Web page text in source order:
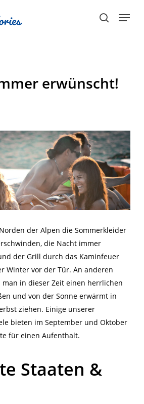
search
Menu
erwünscht!
der Alpen die Sommerkleider
die Nacht immer
der Grill durch das Kaminfeuer
Winter vor der Tür. An anderen
in dieser Zeit einen herrlichen
und von der Sonne erwärmt in
ziehen. Einige unserer
bieten im September und Oktober
für einen Aufenthalt.
Staaten &